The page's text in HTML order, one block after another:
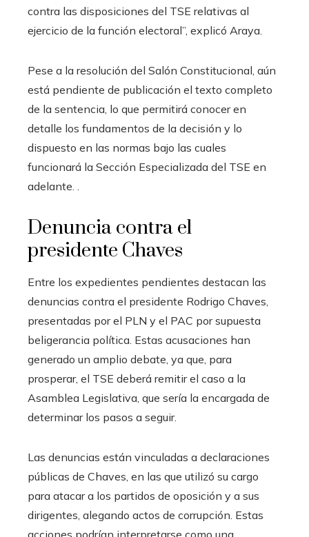
contra las disposiciones del TSE relativas al
ejercicio de la función electoral”, explicó Araya.
Pese a la resolución del Salón Constitucional, aún
está pendiente de publicación el texto completo
de la sentencia, lo que permitirá conocer en
detalle los fundamentos de la decisión y lo
dispuesto en las normas bajo las cuales
funcionará la Sección Especializada del TSE en
adelante. .
Denuncia contra el
presidente Chaves
Entre los expedientes pendientes destacan las
denuncias contra el presidente Rodrigo Chaves,
presentadas por el PLN y el PAC por supuesta
beligerancia política. Estas acusaciones han
generado un amplio debate, ya que, para
prosperar, el TSE deberá remitir el caso a la
Asamblea Legislativa, que sería la encargada de
determinar los pasos a seguir.
Las denuncias están vinculadas a declaraciones
públicas de Chaves, en las que utilizó su cargo
para atacar a los partidos de oposición y a sus
dirigentes, alegando actos de corrupción. Estas